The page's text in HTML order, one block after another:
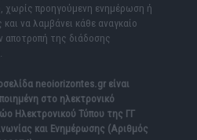
χωρίς προηγούμενη ενημέρωση ή
να λαμβάνει κάθε αναγκαίο
αποτροπή της διάδοσης
neoiorizontes.grείναι
στο ηλεκτρονικό
Ηλεκτρονικού Τύπου της ΓΓ
και Ενημέρωσης (Αριθμός